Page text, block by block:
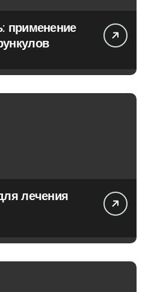
применение
лечения